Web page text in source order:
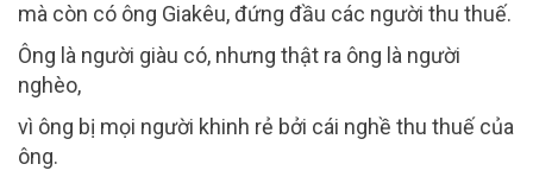
mà còn có ông Giakêu, đứng đầu các người thu thuế.
Ông là người giàu có, nhưng thật ra ông là người
nghèo,
vì ông bị mọi người khinh rẻ bởi cái nghề thu thuế của
ông.